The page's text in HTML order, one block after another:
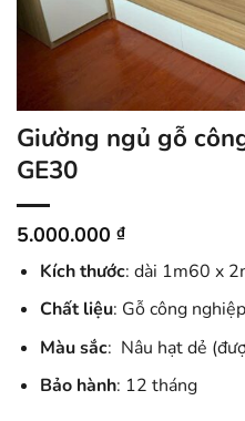
Giường ngủ gỗ
GE30
5.000.000 ₫
Kích thước: dài 1m60 x
Chất liệu: Gỗ công
Màu sắc: Nâu hạt dẻ
Bảo hành: 12 tháng